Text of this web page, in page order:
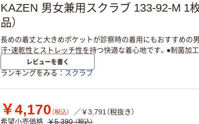
KAZEN 男女兼用スクラブ 133-92-M 1
品）
長めの着丈と大きめポケットが診察時の着用にもおすすめの
汗・速乾性とストレッチ性を持つ快適な着心地です。●制菌加
レビューを書く
ランキングをみる スクラブ
￥4,170 （税込）
／￥3,791（税抜き）
希望小売価格 ￥5,390 （税込）